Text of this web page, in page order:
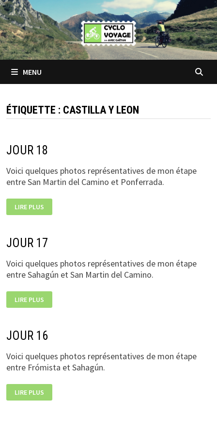
Passer
au
contenu
MENU
ÉTIQUETTE : CASTILLA Y LEON
JOUR 18
Voici quelques photos représentatives de mon étape
entre San Martin del Camino et Ponferrada.
JOUR
18
LIRE PLUS
JOUR 17
Voici quelques photos représentatives de mon étape
entre Sahagún et San Martin del Camino.
JOUR
17
LIRE PLUS
JOUR 16
Voici quelques photos représentatives de mon étape
entre Frómista et Sahagún.
JOUR
16
LIRE PLUS